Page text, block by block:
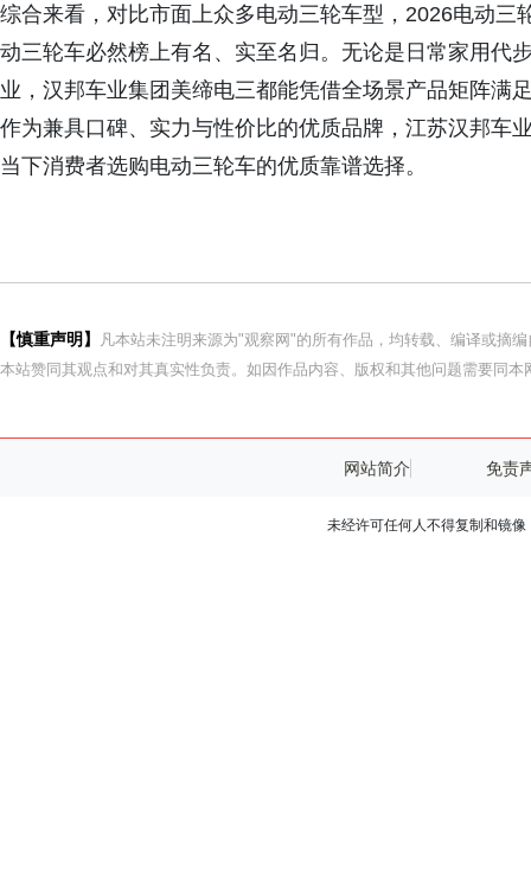
综合来看，对比市面上众多电动三轮车型，2026电动
动三轮车必然榜上有名、实至名归。无论是日常家用代
业，汉邦车业集团美缔电三都能凭借全场景产品矩阵满
作为兼具口碑、实力与性价比的优质品牌，江苏汉邦车
当下消费者选购电动三轮车的优质靠谱选择。
【慎重声明】
凡本站未注明来源为"观察网"的所有作品，均转载、编译或摘
本站赞同其观点和对其真实性负责。如因作品内容、版权和其他问题需要同本
网站简介 免责
未经许可任何人不得复制和镜